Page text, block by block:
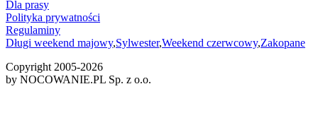
Dla prasy
Polityka prywatności
Regulaminy
Długi weekend majowy,Sylwester,Weekend czerwcowy,Zakopane
Copyright 2005-2026
by NOCOWANIE.PL Sp. z o.o.